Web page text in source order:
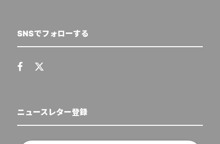
SNSでフォローする
ニュースレター登録